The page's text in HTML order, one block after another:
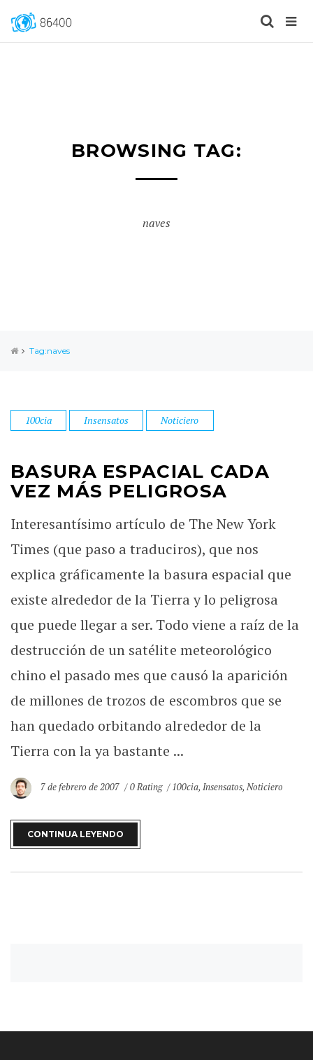
BROWSING TAG:
naves
Tag:naves
100cia Insensatos Noticiero
BASURA ESPACIAL CADA
VEZ MÁS PELIGROSA
Interesantísimo artículo de The New York
Times (que paso a traduciros), que nos
explica gráficamente la basura espacial que
existe alrededor de la Tierra y lo peligrosa
que puede llegar a ser. Todo viene a raíz de la
destrucción de un satélite meteorológico
chino el pasado mes que causó la aparición
de millones de trozos de escombros que se
han quedado orbitando alrededor de la
Tierra con la ya bastante ...
7 de febrero de 2007 0 Rating 100cia,Insensatos,Noticiero
CONTINUA LEYENDO